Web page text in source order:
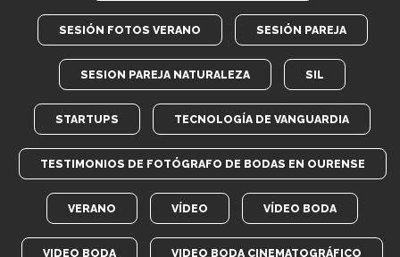
SESIÓN FOTOS VERANO SESIÓN PAREJA
SESION PAREJA NATURALEZA SIL
STARTUPS TECNOLOGÍA DE VANGUARDIA
TESTIMONIOS DE FOTÓGRAFO DE BODAS EN OURENSE
VERANO VÍDEO VÍDEO BODA
VIDEO BODA VIDEO BODA CINEMATOGRÁFICO